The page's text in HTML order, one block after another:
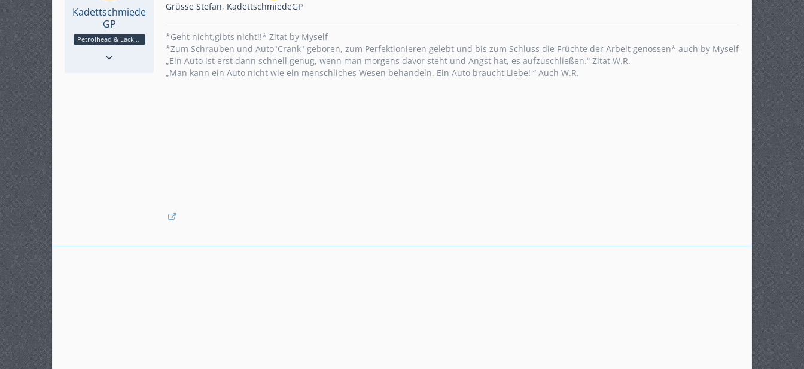
Kadettschmiede
GP
Petrolhead & Lackschubser
Grüsse Stefan, KadettschmiedeGP
*Geht nicht,gibts nicht!!* Zitat by Myself
*Zum Schrauben und Auto"Crank" geboren, zum Perfektionieren gelebt und bis zum Schluss die Früchte der Arbeit genossen* auch by Myself
„Ein Auto ist erst dann schnell genug, wenn man morgens davor steht und Angst hat, es aufzuschließen.“ Zitat W.R.
„Man kann ein Auto nicht wie ein menschliches Wesen behandeln. Ein Auto braucht Liebe! “ Auch W.R.